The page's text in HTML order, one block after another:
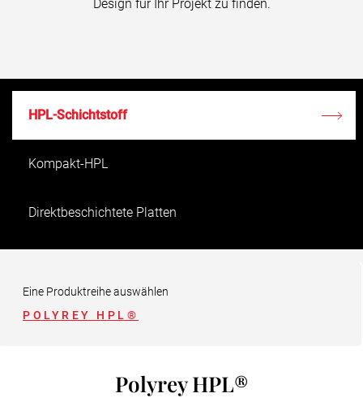
Design für Ihr Projekt zu finden.
HPL-Schichtstoff
Kompakt-HPL
Direktbeschichtete Platten
Eine Produktreihe auswählen
POLYREY HPL®
Polyrey HPL®